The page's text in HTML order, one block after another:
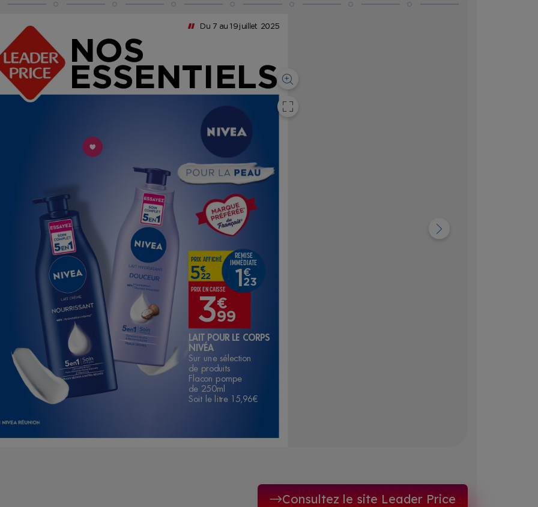
Consultez le site Leader Price